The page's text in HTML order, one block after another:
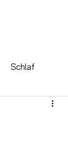
Schlaf